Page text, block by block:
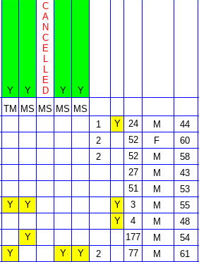
Y Y
C
A
N
C
E
L
L
E
D
Y
Y
TM MS MS MS MS
1 Y 24 M 44
2 52 F 60
2 52 M 58
27 M 43
51 M 53
Y Y Y 3 M 55
Y 4 M 48
Y 177 M 54
Y Y Y 2 77 M 61